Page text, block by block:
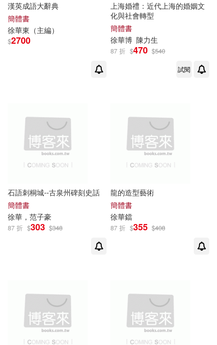
陳力生(1)
陳學善，李菲菲，王春梅，徐華
項慧芳(1)
馮寧翰，翟齊嘯，徐華，趙善超 等
黃雲鶴(1) 黎難秋（編）(1)
（美）瑪麗·克勞福德(1)
漢英成語大辭典
簡體書
徐華東（主編）
$2700
上海婚禮：近代上海的婚姻文
化與社會轉型
簡體書
徐華博 陳力生
87 折 $470 $540
試閱
石語刺桐城--古泉州碑刻史話
簡體書
徐華 ，范子豪
87 折 $303 $348
龍的造型藝術
簡體書
徐華鐺
87 折 $355 $408